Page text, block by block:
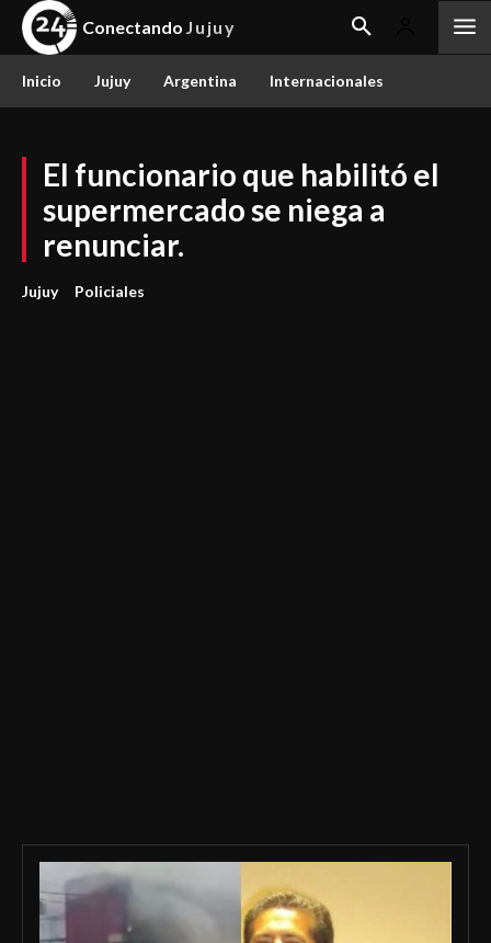
Conectando Jujuy
Inicio Jujuy Argentina Internacionales
El funcionario que habilitó el
supermercado se niega a
renunciar.
Jujuy Policiales